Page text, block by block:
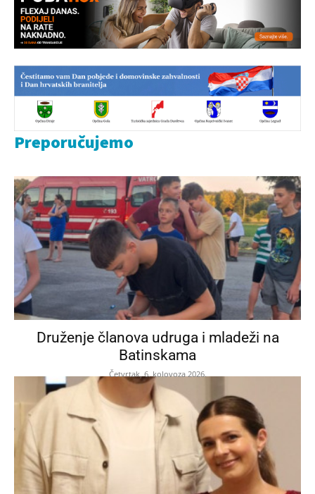
Preporučujemo
Druženje članova udruga i mladeži na
Batinskama
Četvrtak, 6. kolovoza 2026.